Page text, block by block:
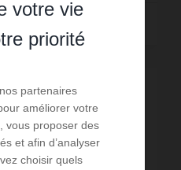
votre vie
priorité
partenaires
améliorer votre
vous proposer des
et afin d’analyser
choisir quels